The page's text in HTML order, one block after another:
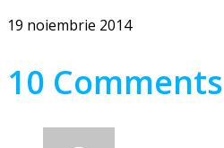
19 noiembrie 2014
10 Comments